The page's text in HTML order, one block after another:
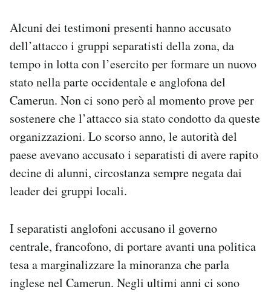
Newsletter
Notifiche mobile
Regala il Post
Hai bisogno di aiuto?
Esci
Alcuni dei testimoni presenti hanno accusato
dell’attacco i gruppi separatisti della zona, da
tempo in lotta con l’esercito per formare un nuovo
stato nella parte occidentale e anglofona del
Camerun. Non ci sono però al momento prove per
sostenere che l’attacco sia stato condotto da queste
organizzazioni. Lo scorso anno, le autorità del
paese avevano accusato i separatisti di avere rapito
decine di alunni, circostanza sempre negata dai
leader dei gruppi locali.
I separatisti anglofoni accusano il governo
centrale, francofono, di portare avanti una politica
tesa a marginalizzare la minoranza che parla
inglese nel Camerun. Negli ultimi anni ci sono